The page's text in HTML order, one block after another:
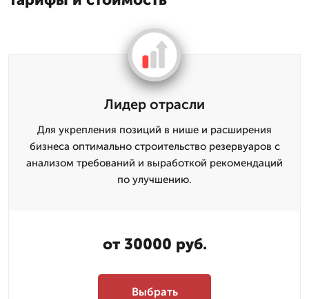
Лидер отрасли
Для укрепления позиций в нише и расширения
бизнеса оптимально строительство резервуаров с
анализом требований и выработкой рекомендаций
по улучшению.
от 30000 руб.
Выбрать